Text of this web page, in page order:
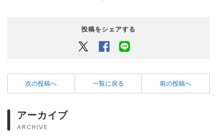
投稿をシェアする
Twitter Facebook
次の投稿へ 一覧に戻る 前の投稿へ
アーカイブ
ARCHIVE